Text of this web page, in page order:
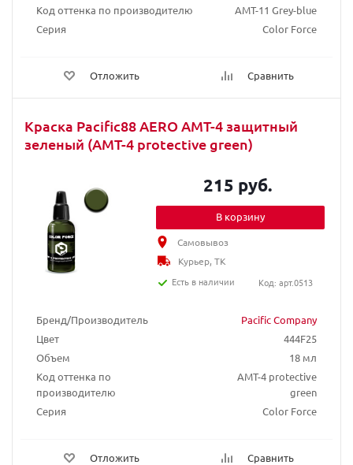
Код оттенка по производителю
AMT-11 Grey-blue
Серия
Color Force
Отложить Сравнить
Краска Pacific88 AERO АМТ-4 защитный
зеленый (AMT-4 protective green)
Бренд/Производитель
Pacific Company
Цвет
444F25
Объем
18 мл
Код оттенка по
производителю
AMT-4 protective
green
Серия
Color Force
Отложить Сравнить
215 руб.
В корзину
Самовывоз
Курьер, ТК
Есть в наличии
Код: арт.0513